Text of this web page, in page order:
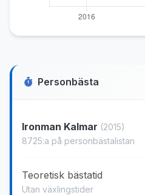
Personbästa
Ironman Kalmar (2015)
8725:a på personbästalistan
Teoretisk bästatid
Utan växlingstider